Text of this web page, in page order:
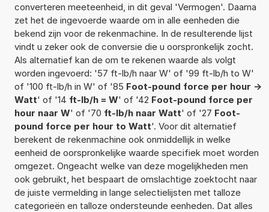
converteren meeteenheid, in dit geval 'Vermogen'. Daarna
zet het de ingevoerde waarde om in alle eenheden die
bekend zijn voor de rekenmachine. In de resulterende lijst
vindt u zeker ook de conversie die u oorspronkelijk zocht.
Als alternatief kan de om te rekenen waarde als volgt
worden ingevoerd: '57 ft-lb/h naar W' of '99 ft-lb/h to W'
of '100 ft-lb/h in W' of '85 Foot-pound force per hour ->
Watt' of '14 ft-lb/h = W' of '42 Foot-pound force per
hour naar W' of '70 ft-lb/h naar Watt' of '27 Foot-
pound force per hour to Watt'. Voor dit alternatief
berekent de rekenmachine ook onmiddellijk in welke
eenheid de oorspronkelijke waarde specifiek moet worden
omgezet. Ongeacht welke van deze mogelijkheden men
ook gebruikt, het bespaart de omslachtige zoektocht naar
de juiste vermelding in lange selectielijsten met talloze
categorieën en talloze ondersteunde eenheden. Dat alles